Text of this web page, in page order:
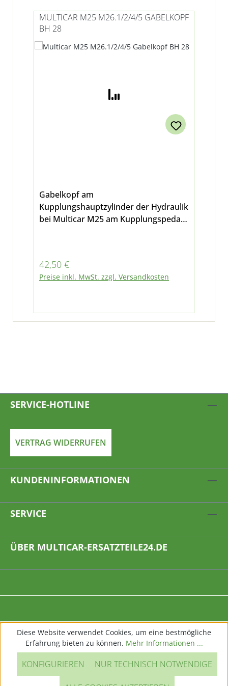
MULTICAR M25 M26.1/2/4/5 GABELKOPF
BH 28
Gabelkopf am
Kupplungshauptzylinder der Hydraulik
bei Multicar M25 am Kupplungspedal
Regulärer Preis:
42,50 €
Preise inkl. MwSt. zzgl. Versandkosten
SERVICE-HOTLINE
VERTRAG WIDERRUFEN
KUNDENINFORMATIONEN
SERVICE
ÜBER MULTICAR-ERSATZTEILE24.DE
Diese Website verwendet Cookies, um eine bestmögliche
Erfahrung bieten zu können. Mehr Informationen ...
NUR TECHNISCH NOTWENDIGE
KONFIGURIEREN